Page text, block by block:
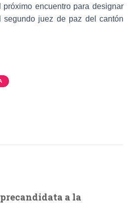
encuentro para designar
juez de paz del cantón
a la